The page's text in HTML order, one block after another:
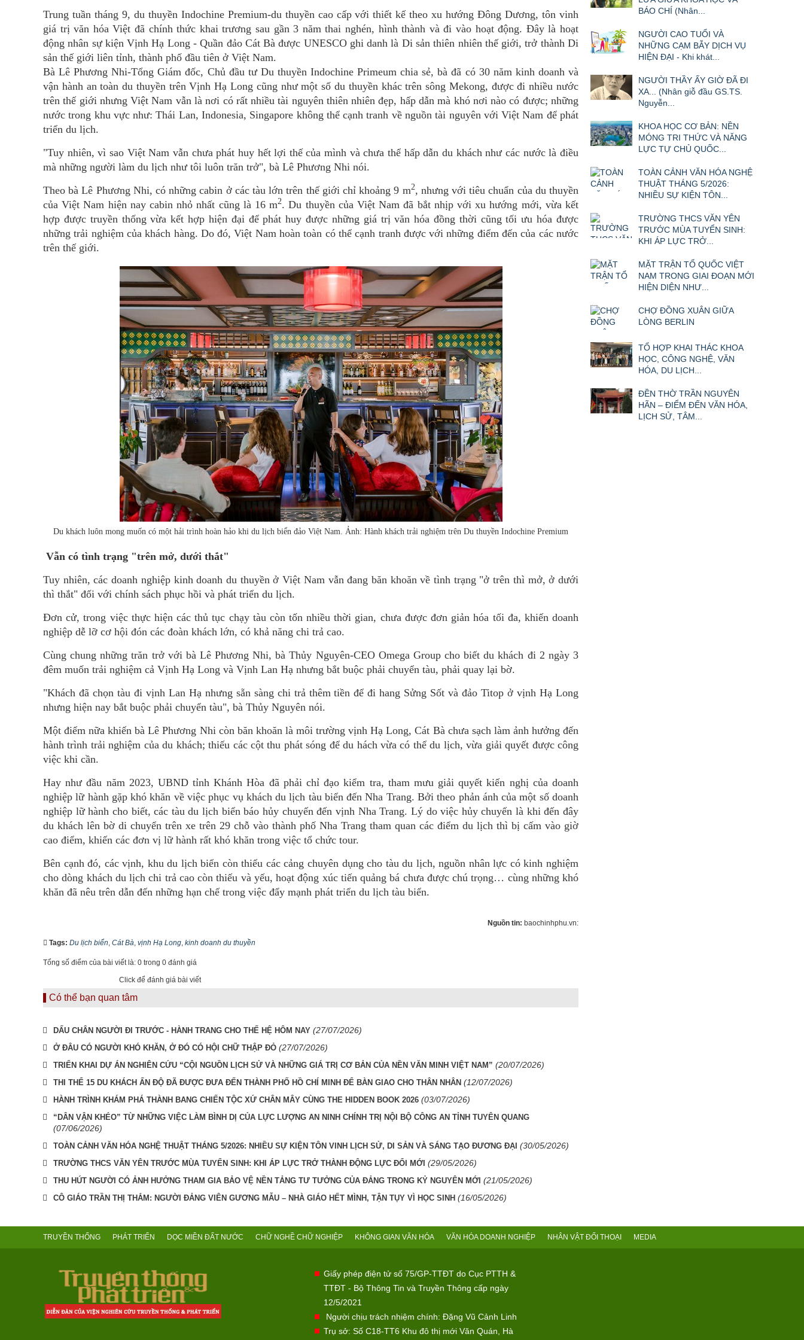
Trung tuần tháng 9, du thuyền Indochine Premium-du thuyền cao cấp với thiết kế theo xu hướng Đông Dương, tôn vinh
giá trị văn hóa Việt đã chính thức khai trương sau gần 3 năm thai nghén, hình thành và đi vào hoạt động. Đây là hoạt
động nhân sự kiện Vịnh Hạ Long - Quần đảo Cát Bà được UNESCO ghi danh là Di sản thiên nhiên thế giới, trở thành Di
sản thế giới liên tỉnh, thành phố đầu tiên ở Việt Nam.
Bà Lê Phương Nhi-Tổng Giám đốc, Chủ đầu tư Du thuyền Indochine Primeum chia sẻ, bà đã có 30 năm kinh doanh và
vận hành an toàn du thuyền trên Vịnh Hạ Long cũng như một số du thuyền khác trên sông Mekong, được đi nhiều nước
trên thế giới nhưng Việt Nam vẫn là nơi có rất nhiều tài nguyên thiên nhiên đẹp, hấp dẫn mà khó nơi nào có được; những
nước trong khu vực như: Thái Lan, Indonesia, Singapore không thể cạnh tranh về nguồn tài nguyên với Việt Nam để phát
triển du lịch.
"Tuy nhiên, vì sao Việt Nam vẫn chưa phát huy hết lợi thế của mình và chưa thể hấp dẫn du khách như các nước là điều
mà những người làm du lịch như tôi luôn trăn trở", bà Lê Phương Nhi nói.
Theo bà Lê Phương Nhi, có những cabin ở các tàu lớn trên thế giới chỉ khoảng 9 m2, nhưng với tiêu chuẩn của du thuyền
của Việt Nam hiện nay cabin nhỏ nhất cũng là 16 m2. Du thuyền của Việt Nam đã bắt nhịp với xu hướng mới, vừa kết
hợp được truyền thống vừa kết hợp hiện đại để phát huy được những giá trị văn hóa đồng thời cũng tối ưu hóa được
những trải nghiệm của khách hàng. Do đó, Việt Nam hoàn toàn có thể cạnh tranh được với những điểm đến của các nước
trên thế giới.
Du khách luôn mong muốn có một hải trình hoàn hảo khi du lịch biển đảo Việt Nam. Ảnh: Hành khách trải nghiệm trên Du thuyền Indochine Premium
Vẫn có tình trạng "trên mở, dưới thắt"
Tuy nhiên, các doanh nghiệp kinh doanh du thuyền ở Việt Nam vẫn đang băn khoăn về tình trạng "ở trên thì mở, ở dưới
thì thắt" đối với chính sách phục hồi và phát triển du lịch.
Đơn cử, trong việc thực hiện các thủ tục chạy tàu còn tốn nhiều thời gian, chưa được đơn giản hóa tối đa, khiến doanh
nghiệp dễ lỡ cơ hội đón các đoàn khách lớn, có khả năng chi trả cao.
Cùng chung những trăn trở với bà Lê Phương Nhi, bà Thủy Nguyên-CEO Omega Group cho biết du khách đi 2 ngày 3
đêm muốn trải nghiệm cả Vịnh Hạ Long và Vịnh Lan Hạ nhưng bắt buộc phải chuyển tàu, phải quay lại bờ.
"Khách đã chọn tàu đi vịnh Lan Hạ nhưng sẵn sàng chi trả thêm tiền để đi hang Sửng Sốt và đảo Titop ở vịnh Hạ Long
nhưng hiện nay bắt buộc phải chuyển tàu", bà Thủy Nguyên nói.
Một điểm nữa khiến bà Lê Phương Nhi còn băn khoăn là môi trường vịnh Hạ Long, Cát Bà chưa sạch làm ảnh hưởng đến
hành trình trải nghiệm của du khách; thiếu các cột thu phát sóng để du hách vừa có thể du lịch, vừa giải quyết được công
việc khi cần.
Hay như đầu năm 2023, UBND tỉnh Khánh Hòa đã phải chỉ đạo kiểm tra, tham mưu giải quyết kiến nghị của doanh
nghiệp lữ hành gặp khó khăn về việc phục vụ khách du lịch tàu biển đến Nha Trang. Bởi theo phản ánh của một số doanh
nghiệp lữ hành cho biết, các tàu du lịch biển báo hủy chuyến đến vịnh Nha Trang. Lý do việc hủy chuyến là khi đến đây
du khách lên bờ di chuyển trên xe trên 29 chỗ vào thành phố Nha Trang tham quan các điểm du lịch thì bị cấm vào giờ
cao điểm, khiến các đơn vị lữ hành rất khó khăn trong việc tổ chức tour.
Bên cạnh đó, các vịnh, khu du lịch biển còn thiếu các cảng chuyên dụng cho tàu du lịch, nguồn nhân lực có kinh nghiệm
cho dòng khách du lịch chi trả cao còn thiếu và yếu, hoạt động xúc tiến quảng bá chưa được chú trọng… cùng những khó
khăn đã nêu trên dẫn đến những hạn chế trong việc đẩy mạnh phát triển du lịch tàu biển.
Nguồn tin: baochinhphu.vn:
Tags: Du lịch biển Cát Bà vịnh Hạ Long kinh doanh du thuyền
Tổng số điểm của bài viết là: 0 trong 0 đánh giá
Click để đánh giá bài viết
Có thể bạn quan tâm
DẤU CHÂN NGƯỜI ĐI TRƯỚC - HÀNH TRANG CHO THẾ HỆ HÔM NAY (27/07/2026)
Ở ĐÂU CÓ NGƯỜI KHÓ KHĂN, Ở ĐÓ CÓ HỘI CHỮ THẬP ĐỎ (27/07/2026)
TRIỂN KHAI DỰ ÁN NGHIÊN CỨU “CỘI NGUỒN LỊCH SỬ VÀ NHỮNG GIÁ TRỊ CƠ BẢN CỦA NỀN VĂN MINH VIỆT NAM” (20/07/2026)
THI THỂ 15 DU KHÁCH ẤN ĐỘ ĐÃ ĐƯỢC ĐƯA ĐẾN THÀNH PHỐ HỒ CHÍ MINH ĐỂ BÀN GIAO CHO THÂN NHÂN (12/07/2026)
HÀNH TRÌNH KHÁM PHÁ THÀNH BANG CHIẾN TỘC XỨ CHÂN MÂY CÙNG THE HIDDEN BOOK 2026 (03/07/2026)
“DÂN VẬN KHÉO” TỪ NHỮNG VIỆC LÀM BÌNH DỊ CỦA LỰC LƯỢNG AN NINH CHÍNH TRỊ NỘI BỘ CÔNG AN TỈNH TUYÊN QUANG
(07/06/2026)
TOÀN CẢNH VĂN HÓA NGHỆ THUẬT THÁNG 5/2026: NHIỀU SỰ KIỆN TÔN VINH LỊCH SỬ, DI SẢN VÀ SÁNG TẠO ĐƯƠNG ĐẠI (30/05/2026)
TRƯỜNG THCS VĂN YÊN TRƯỚC MÙA TUYỂN SINH: KHI ÁP LỰC TRỞ THÀNH ĐỘNG LỰC ĐỔI MỚI (29/05/2026)
THU HÚT NGƯỜI CÓ ẢNH HƯỞNG THAM GIA BẢO VỆ NỀN TẢNG TƯ TƯỞNG CỦA ĐẢNG TRONG KỶ NGUYÊN MỚI (21/05/2026)
CÔ GIÁO TRẦN THỊ THẮM: NGƯỜI ĐẢNG VIÊN GƯƠNG MẪU – NHÀ GIÁO HẾT MÌNH, TẬN TỤY VÌ HỌC SINH (16/05/2026)
BÁO CHÍ (Nhân...
NGƯỜI CAO TUỔI VÀ
NHỮNG CẠM BẪY DỊCH VỤ
HIỆN ĐẠI - Khi khát...
NGƯỜI THẦY ẤY GIỜ ĐÃ ĐI
XA... (Nhân giỗ đầu GS.TS.
Nguyễn...
KHOA HỌC CƠ BẢN: NỀN
MÓNG TRI THỨC VÀ NĂNG
LỰC TỰ CHỦ QUỐC...
TOÀN CẢNH VĂN HÓA NGHỆ
THUẬT THÁNG 5/2026:
NHIỀU SỰ KIỆN TÔN...
TRƯỜNG THCS VĂN YÊN
TRƯỚC MÙA TUYỂN SINH:
KHI ÁP LỰC TRỞ...
MẶT TRẬN TỔ QUỐC VIỆT
NAM TRONG GIAI ĐOẠN MỚI
HIỆN DIỆN NHƯ...
CHỢ ĐỒNG XUÂN GIỮA
LÒNG BERLIN
TỔ HỢP KHAI THÁC KHOA
HỌC, CÔNG NGHỆ, VĂN
HÓA, DU LỊCH...
ĐỀN THỜ TRẦN NGUYÊN
HÃN – ĐIỂM ĐẾN VĂN HÓA,
LỊCH SỬ, TÂM...
TRUYỀN THỐNG PHÁT TRIỂN DỌC MIỀN ĐẤT NƯỚC CHỮ NGHỀ CHỮ NGHIỆP KHÔNG GIAN VĂN HÓA VĂN HÓA DOANH NGHIỆP NHÂN VẬT ĐỐI THOẠI MEDIA
Giấy phép điện tử số 75/GP-TTĐT do Cục PTTH &
TTĐT - Bộ Thông Tin và Truyền Thông cấp ngày
12/5/2021
Người chịu trách nhiệm chính: Đặng Vũ Cảnh Linh
Trụ sở: Số C18-TT6 Khu đô thị mới Văn Quán, Hà